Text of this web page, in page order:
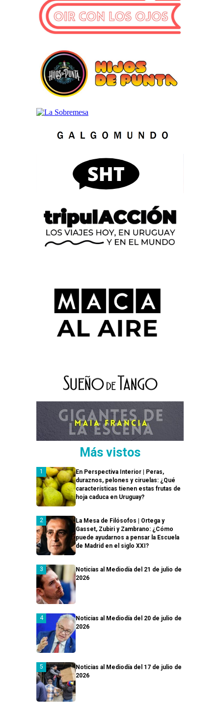
Más vistos
En Perspectiva Interior | Peras,
duraznos, pelones y ciruelas: ¿Qué
características tienen estas frutas de
hoja caduca en Uruguay?
La Mesa de Filósofos | Ortega y
Gasset, Zubiri y Zambrano: ¿Cómo
puede ayudarnos a pensar la Escuela
de Madrid en el siglo XXI?
Noticias al Mediodía del 21 de julio de
2026
Noticias al Mediodía del 20 de julio de
2026
Noticias al Mediodía del 17 de julio de
2026